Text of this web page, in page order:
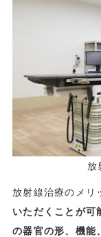
放
放射線治療のメリ
いただくことが可
の器官の形、機能